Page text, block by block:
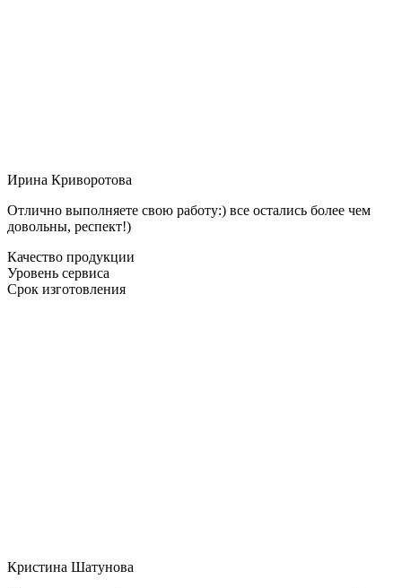
Ирина Криворотова
Отлично выполняете свою работу:) все остались более чем
довольны, респект!)
Качество продукции
Уровень сервиса
Срок изготовления
Кристина Шатунова